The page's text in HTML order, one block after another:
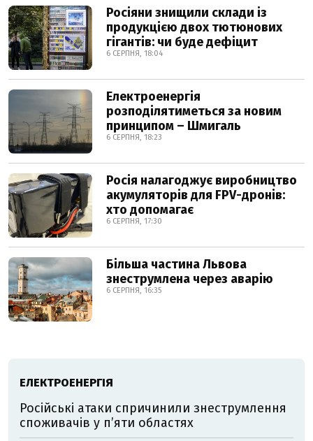
Росіяни знищили склади із
продукцією двох тютюнових
гігантів: чи буде дефіцит
6 СЕРПНЯ, 18:04
Електроенергія
розподілятиметься за новим
принципом – Шмигаль
6 СЕРПНЯ, 18:23
Росія налагоджує виробництво
акумуляторів для FPV-дронів:
хто допомагає
6 СЕРПНЯ, 17:30
Більша частина Львова
знеструмлена через аварію
6 СЕРПНЯ, 16:35
ЕЛЕКТРОЕНЕРГІЯ
Російські атаки спричинили знеструмлення
споживачів у п’яти областях